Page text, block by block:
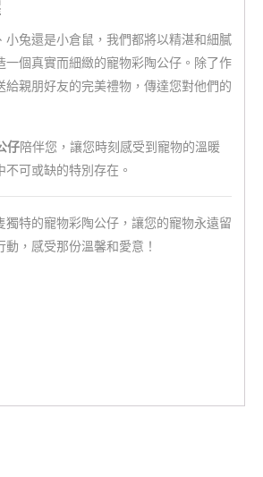
小兔還是小倉鼠，我們都將以精湛和細膩
一個真實而細緻的寵物彩陶公仔。除了作
給親朋好友的完美禮物，傳達您對他們的
仔陪伴您，讓您時刻感受到寵物的溫暖
可或缺的特別存在。
獨特的寵物彩陶公仔，讓您的寵物永遠留
，感受那份溫馨和愛意！